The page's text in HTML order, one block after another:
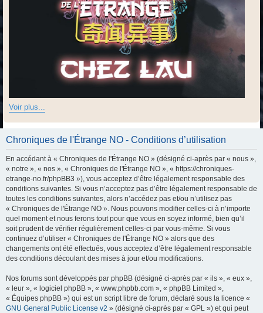
Voir plus...
Chroniques de l'Étrange NO - Conditions d’utilisation
En accédant à « Chroniques de l'Étrange NO » (désigné ci-après par « nous »,
« notre », « nos », « Chroniques de l'Étrange NO », « https://chroniques-
etrange-no.fr/phpBB3 »), vous acceptez d’être légalement responsable des
conditions suivantes. Si vous n’acceptez pas d’être légalement responsable de
toutes les conditions suivantes, alors n’accédez pas et/ou n’utilisez pas
« Chroniques de l'Étrange NO ». Nous pouvons modifier celles-ci à n’importe
quel moment et nous ferons tout pour que vous en soyez informé, bien qu’il
soit prudent de vérifier régulièrement celles-ci par vous-même. Si vous
continuez d’utiliser « Chroniques de l'Étrange NO » alors que des
changements ont été effectués, vous acceptez d’être légalement responsable
des conditions découlant des mises à jour et/ou modifications.
Nos forums sont développés par phpBB (désigné ci-après par « ils », « eux »,
« leur », « logiciel phpBB », « www.phpbb.com », « phpBB Limited »,
« Équipes phpBB ») qui est un script libre de forum, déclaré sous la licence «
GNU General Public License v2 » (désigné ci-après par « GPL ») et qui peut